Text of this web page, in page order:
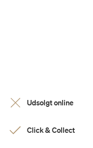
Udsolgt online
Click & Collect